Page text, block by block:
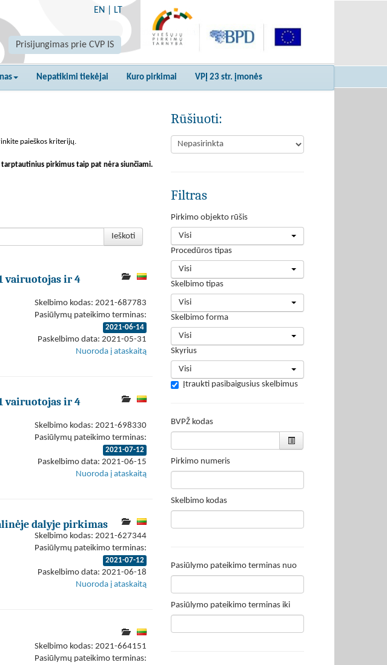
EN LT
Prisijungimas prie CVP IS
Nepatikimi tiekėjai Kuro pirkimai VPĮ 23 str. įmonės
paieškos kriterijų.
tarptautinius pirkimus taip pat nėra siunčiami.
Ieškoti
vairuotojas ir 4
Skelbimo kodas: 2021-687783
Pasiūlymų pateikimo terminas:
2021-06-14
Paskelbimo data: 2021-05-31
Nuoroda į ataskaitą
vairuotojas ir 4
Skelbimo kodas: 2021-698330
Pasiūlymų pateikimo terminas:
2021-07-12
Paskelbimo data: 2021-06-15
Nuoroda į ataskaitą
dalyje pirkimas
Skelbimo kodas: 2021-627344
Pasiūlymų pateikimo terminas:
2021-07-12
Paskelbimo data: 2021-06-18
Nuoroda į ataskaitą
Skelbimo kodas: 2021-664151
Pasiūlymų pateikimo terminas:
Rūšiuoti:
Filtras
Pirkimo objekto rūšis
Visi
Procedūros tipas
Visi
Skelbimo tipas
Visi
Skelbimo forma
Visi
Skyrius
Visi
Įtraukti pasibaigusius skelbimus
BVPŽ kodas
Pirkimo numeris
Skelbimo kodas
Pasiūlymo pateikimo terminas nuo
Pasiūlymo pateikimo terminas iki